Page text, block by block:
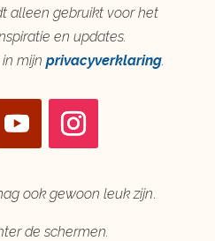
alleen gebruikt voor het
en updates.
mijn privacyverklaring.
ook gewoon leuk zijn.
de schermen.